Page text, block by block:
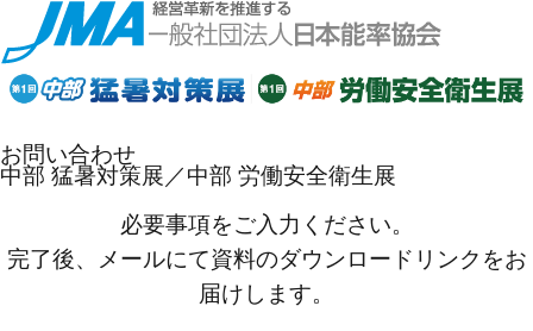
お問い合わせ
中部 猛暑対策展／中部 労働安全衛生展
必要事項をご入力ください。
完了後、メールにて資料のダウンロードリンクをお
届けします。